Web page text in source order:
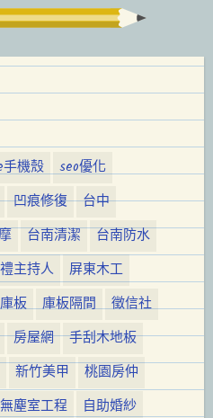
機殼
seo優化
凹痕修復
台中
台南清潔
台南防水
主持人
屏東木工
庫板 庫板隔間
徵信社
房屋網
手刮木地板
新竹美甲
桃園房仲
無塵室工程
自助婚紗